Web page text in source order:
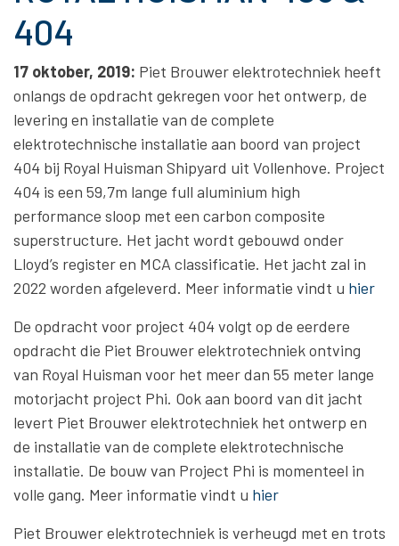
404
17 oktober, 2019: Piet Brouwer elektrotechniek heeft
onlangs de opdracht gekregen voor het ontwerp, de
levering en installatie van de complete
elektrotechnische installatie aan boord van project
404 bij Royal Huisman Shipyard uit Vollenhove. Project
404 is een 59,7m lange full aluminium high
performance sloop met een carbon composite
superstructure. Het jacht wordt gebouwd onder
Lloyd’s register en MCA classificatie. Het jacht zal in
2022 worden afgeleverd. Meer informatie vindt u hier
De opdracht voor project 404 volgt op de eerdere
opdracht die Piet Brouwer elektrotechniek ontving
van Royal Huisman voor het meer dan 55 meter lange
motorjacht project Phi. Ook aan boord van dit jacht
levert Piet Brouwer elektrotechniek het ontwerp en
de installatie van de complete elektrotechnische
installatie. De bouw van Project Phi is momenteel in
volle gang. Meer informatie vindt u hier
Piet Brouwer elektrotechniek is verheugd met en trots